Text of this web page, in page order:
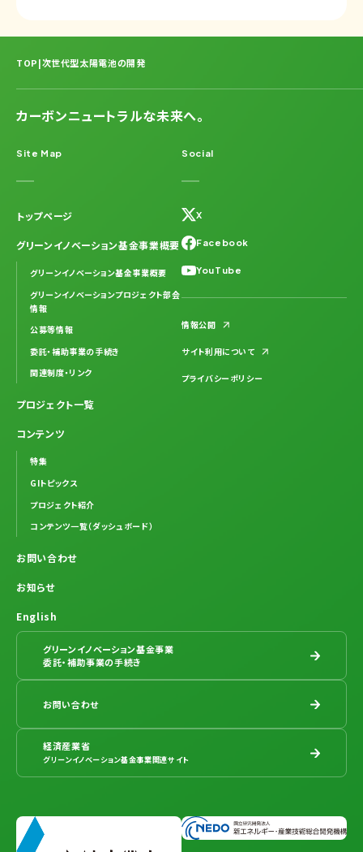
TOP|次世代型太陽電池の開発
カーボンニュートラルな未来へ。
グリーンイノベーション基金事業
委託・補助事業の手続き
お問い合わせ
経済産業省
グリーンイノベーション基金事業関連サイト
Site Map
トップページ
グリーンイノベーション基金事業概要
グリーンイノベーション基金事業概要
グリーンイノベーションプロジェクト部会
情報
公募等情報
委託・補助事業の手続き
関連制度・リンク
プロジェクト一覧
コンテンツ
特集
GIトピックス
プロジェクト紹介
コンテンツ一覧（ダッシュボード）
お問い合わせ
お知らせ
English
Social
X
Facebook
YouTube
情報公開
サイト利用について
プライバシーポリシー